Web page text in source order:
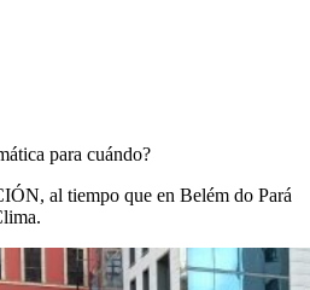
para cuándo?
al tiempo que en Belém do Pará